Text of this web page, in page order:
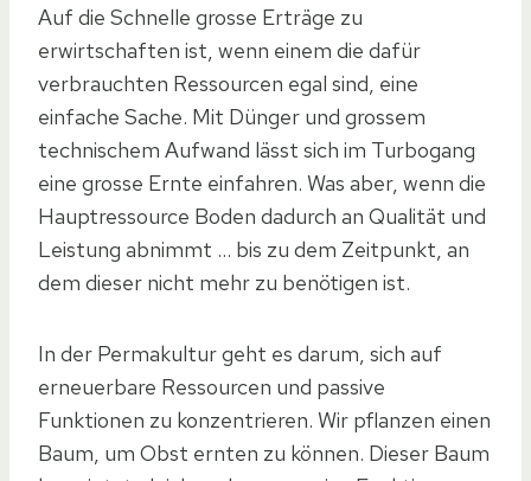
Auf die Schnelle grosse Erträge zu
erwirtschaften ist, wenn einem die dafür
verbrauchten Ressourcen egal sind, eine
einfache Sache. Mit Dünger und grossem
technischem Aufwand lässt sich im Turbogang
eine grosse Ernte einfahren. Was aber, wenn die
Hauptressource Boden dadurch an Qualität und
Leistung abnimmt … bis zu dem Zeitpunkt, an
dem dieser nicht mehr zu benötigen ist.
In der Permakultur geht es darum, sich auf
erneuerbare Ressourcen und passive
Funktionen zu konzentrieren. Wir pflanzen einen
Baum, um Obst ernten zu können. Dieser Baum